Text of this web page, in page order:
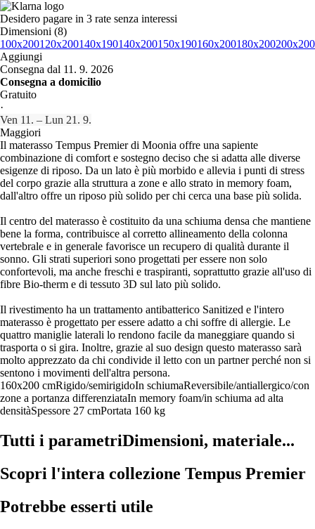
Desidero pagare in 3 rate senza interessi
Dimensioni (8)
100x200120x200140x190140x200150x190160x200180x200200x200
Aggiungi
Consegna dal 11. 9. 2026
Consegna a domicilio
Gratuito
·
Ven 11. – Lun 21. 9.
Maggiori
Il materasso Tempus Premier di Moonia offre una sapiente
combinazione di comfort e sostegno deciso che si adatta alle diverse
esigenze di riposo. Da un lato è più morbido e allevia i punti di stress
del corpo grazie alla struttura a zone e allo strato in memory foam,
dall'altro offre un riposo più solido per chi cerca una base più solida.
Il centro del materasso è costituito da una schiuma densa che mantiene
bene la forma, contribuisce al corretto allineamento della colonna
vertebrale e in generale favorisce un recupero di qualità durante il
sonno. Gli strati superiori sono progettati per essere non solo
confortevoli, ma anche freschi e traspiranti, soprattutto grazie all'uso di
fibre Bio-therm e di tessuto 3D sul lato più solido.
Il rivestimento ha un trattamento antibatterico Sanitized e l'intero
materasso è progettato per essere adatto a chi soffre di allergie. Le
quattro maniglie laterali lo rendono facile da maneggiare quando si
trasporta o si gira. Inoltre, grazie al suo design questo materasso sarà
molto apprezzato da chi condivide il letto con un partner perché non si
sentono i movimenti dell'altra persona.
160x200 cmRigido/semirigidoIn schiumaReversibile/antiallergico/con
zone a portanza differenziataIn memory foam/in schiuma ad alta
densitàSpessore 27 cmPortata 160 kg
Tutti i parametriDimensioni, materiale...
Scopri l'intera collezione Tempus Premier
Potrebbe esserti utile